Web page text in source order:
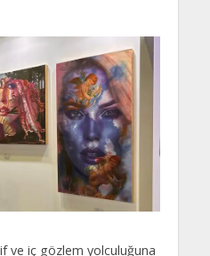
ve iç gözlem yolculuğuna